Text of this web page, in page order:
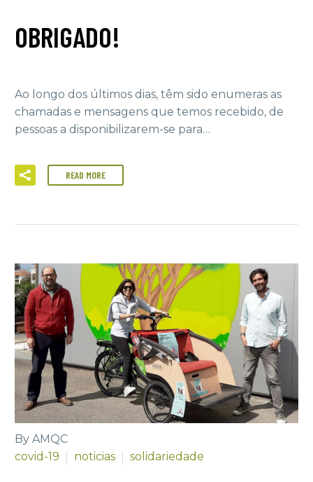
OBRIGADO!
Ao longo dos últimos dias, têm sido enumeras as
chamadas e mensagens que temos recebido, de
pessoas a disponibilizarem-se para…
READ MORE
By AMQC
covid-19
noticias solidariedade